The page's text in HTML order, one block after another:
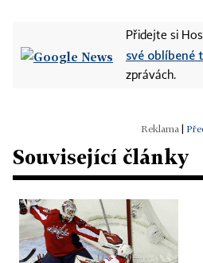
Přidejte si
své oblíbené
zprávách.
Související články